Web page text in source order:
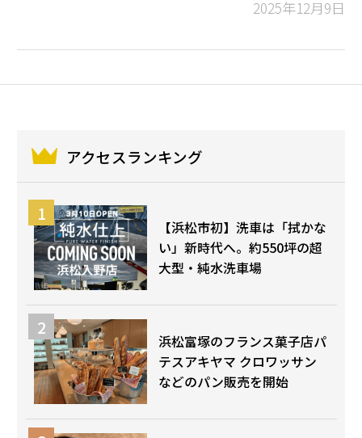
2025年12月9日
アクセスランキング
【浜松市初】洗車は「拭かな
い」新時代へ。約550坪の超
大型・純水洗車場
浜松富塚のフランス菓子店パ
テスアキヤマ クロワッサン
などのパン販売を開始